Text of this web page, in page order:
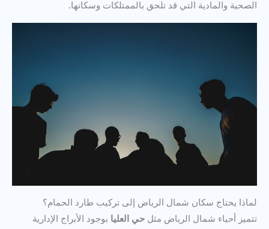
الصحية والمادية التي قد تلحق بالممتلكات وسكانها.
لماذا يحتاج سكان شمال الرياض إلى تركيب طارد الحمام؟
تتميز أحياء شمال الرياض مثل حي العليا بوجود الأبراج الإدارية